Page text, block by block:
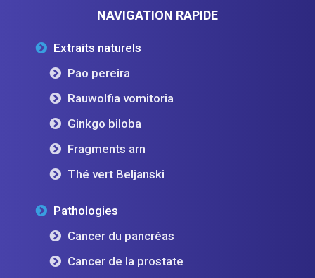
NAVIGATION RAPIDE
Extraits naturels
Pao pereira
Rauwolfia vomitoria
Ginkgo biloba
Fragments arn
Thé vert Beljanski
Pathologies
Cancer du pancréas
Cancer de la prostate